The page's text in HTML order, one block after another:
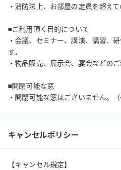
・消防法上、お部屋の定員を超え
■ご利用頂く目的について
・会議、セミナー、講演、講習、
す。
・物品販売、展示会、宴会などの
■開閉可能な窓
・開閉可能な窓はございません。
キャンセルポリシー
【キャンセル規定】